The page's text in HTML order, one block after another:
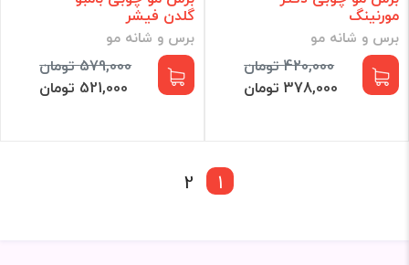
مورنینگ
برس و شانه مو
420,000 تومان
378,000 تومان
گلدن فیشر
برس و شانه مو
579,000 تومان
521,000 تومان
1
2